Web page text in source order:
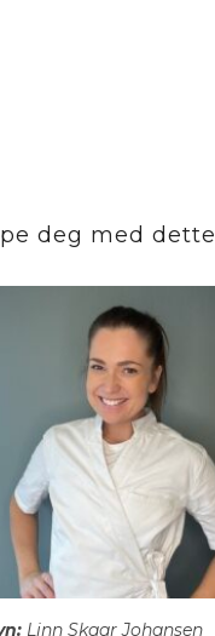
deg med dette
Linn Skaar Johansen